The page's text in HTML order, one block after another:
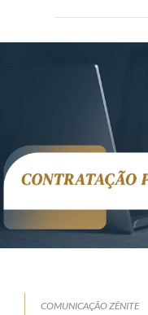
COMUNICAÇÃO ZÊNITE